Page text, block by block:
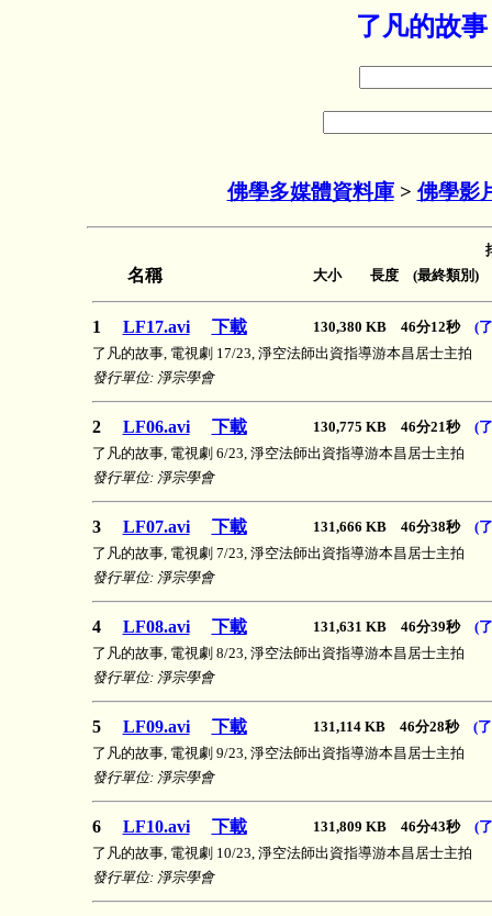
了凡的故
佛學多媒體資料庫> 佛學影
名稱 大小 長度 (最終類別)
1 LF17.avi 下載 130,380 KB 46分12秒 (
了凡的故事, 電視劇 17/23, 淨空法師出資指導游本昌居士主拍
發行單位: 淨宗學會
2 LF06.avi 下載 130,775 KB 46分21秒 (
了凡的故事, 電視劇 6/23, 淨空法師出資指導游本昌居士主拍
發行單位: 淨宗學會
3 LF07.avi 下載 131,666 KB 46分38秒 (
了凡的故事, 電視劇 7/23, 淨空法師出資指導游本昌居士主拍
發行單位: 淨宗學會
4 LF08.avi 下載 131,631 KB 46分39秒 (
了凡的故事, 電視劇 8/23, 淨空法師出資指導游本昌居士主拍
發行單位: 淨宗學會
5 LF09.avi 下載 131,114 KB 46分28秒 (
了凡的故事, 電視劇 9/23, 淨空法師出資指導游本昌居士主拍
發行單位: 淨宗學會
6 LF10.avi 下載 131,809 KB 46分43秒 (
了凡的故事, 電視劇 10/23, 淨空法師出資指導游本昌居士主拍
發行單位: 淨宗學會